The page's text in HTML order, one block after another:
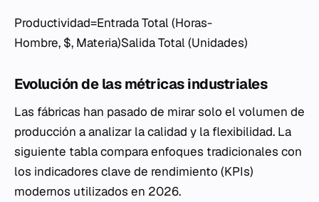
Productividad=Entrada Total (Horas-
Hombre, $, Materia)Salida Total (Unidades)​
Evolución de las métricas industriales
Las fábricas han pasado de mirar solo el volumen de
producción a analizar la calidad y la flexibilidad. La
siguiente tabla compara enfoques tradicionales con
los indicadores clave de rendimiento (KPIs)
modernos utilizados en 2026.